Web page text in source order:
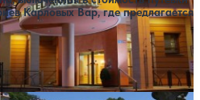
Карловых Вар, где предлагается
Крытый бассейн SPA